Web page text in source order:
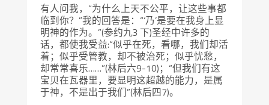
有人问我，“为什么上天不公平，让这些事都
临到你？”我的回答是：“‘乃’是要在我身上显
明神的作为。”(参约九3 下)圣经中许多的
话，都使我受益:“似乎在死，看哪，我们却活
着；似乎受管教，却不被治死；似乎忧愁，
却常常喜乐……”(林后六9-10)；“但我们有这
宝贝在瓦器里，要显明这超越的能力，是属
于神，不是出于我们”(林后四7)。